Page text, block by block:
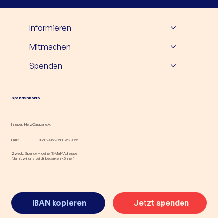
Spendenkonto
Inhaber: HerzCaspar e.V.
IBAN: DE68241512350075214155
IBAN kopieren
Zweck: Spende + deine (E-Mail-)Adresse
(damit wir uns bei dir bedanken können)
Jetzt spenden
Informieren
Mitmachen
Spenden